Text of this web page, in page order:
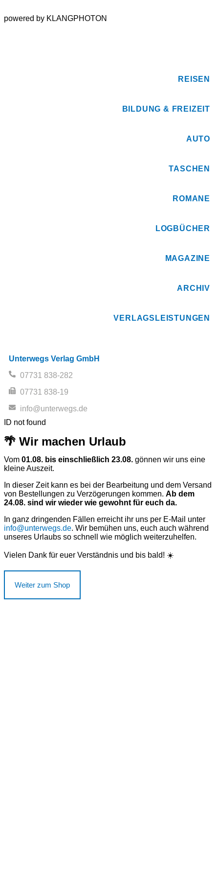
powered by KLANGPHOTON
REISEN
BILDUNG & FREIZEIT
AUTO
TASCHEN
ROMANE
LOGBÜCHER
MAGAZINE
ARCHIV
VERLAGSLEISTUNGEN
Unterwegs Verlag GmbH
07731 838-282
07731 838-19
info@unterwegs.de
ID not found
🌴 Wir machen Urlaub
Vom 01.08. bis einschließlich 23.08. gönnen wir uns eine
kleine Auszeit.
In dieser Zeit kann es bei der Bearbeitung und dem Versand
von Bestellungen zu Verzögerungen kommen. Ab dem
24.08. sind wir wieder wie gewohnt für euch da.
In ganz dringenden Fällen erreicht ihr uns per E-Mail unter
info@unterwegs.de. Wir bemühen uns, euch auch während
unseres Urlaubs so schnell wie möglich weiterzuhelfen.
Vielen Dank für euer Verständnis und bis bald! ☀️
Weiter zum Shop